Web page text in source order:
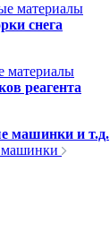
материалы
снега
материалы
реагента
машинки и т.д.